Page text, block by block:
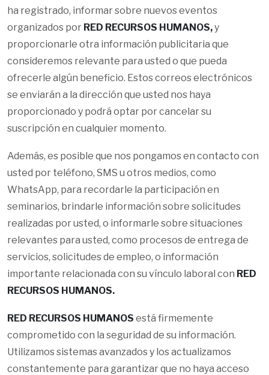
ha registrado, informar sobre nuevos eventos
organizados por RED RECURSOS HUMANOS,y
proporcionarle otra información publicitaria que
consideremos relevante para usted o que pueda
ofrecerle algún beneficio. Estos correos electrónicos
se enviarán a la dirección que usted nos haya
proporcionado y podrá optar por cancelar su
suscripción en cualquier momento.
Además, es posible que nos pongamos en contacto con
usted por teléfono, SMS u otros medios, como
WhatsApp, para recordarle la participación en
seminarios, brindarle información sobre solicitudes
realizadas por usted, o informarle sobre situaciones
relevantes para usted, como procesos de entrega de
servicios, solicitudes de empleo, o información
importante relacionada con su vínculo laboral con RED
RECURSOS HUMANOS.
RED RECURSOS HUMANOS está firmemente
comprometido con la seguridad de su información.
Utilizamos sistemas avanzados y los actualizamos
constantemente para garantizar que no haya acceso